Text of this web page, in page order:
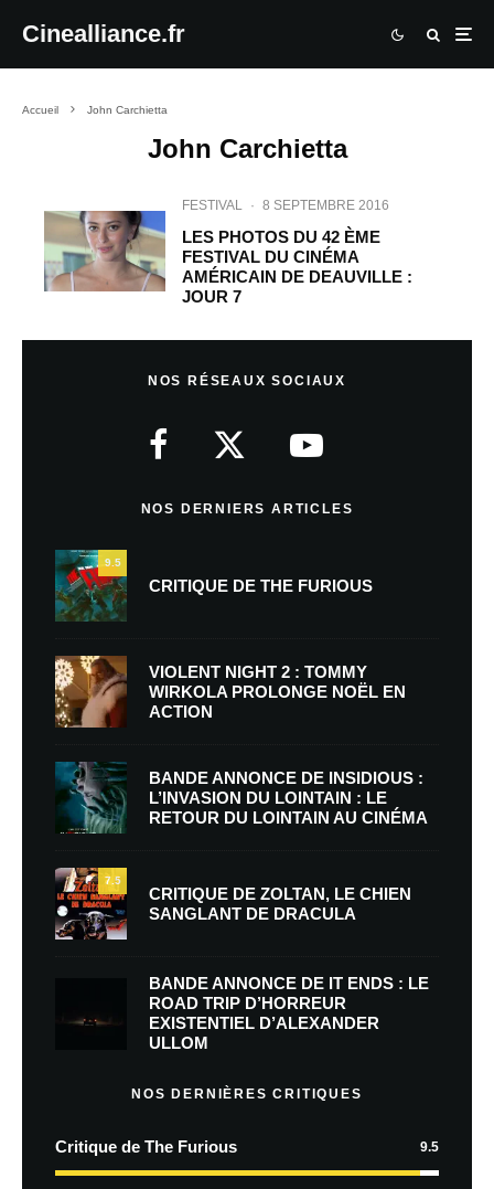
Cinealliance.fr
Accueil John Carchietta
John Carchietta
FESTIVAL · 8 SEPTEMBRE 2016
LES PHOTOS DU 42 ÈME
FESTIVAL DU CINÉMA
AMÉRICAIN DE DEAUVILLE :
JOUR 7
NOS RÉSEAUX SOCIAUX
NOS DERNIERS ARTICLES
9.5
CRITIQUE DE THE FURIOUS
VIOLENT NIGHT 2 : TOMMY
WIRKOLA PROLONGE NOËL EN
ACTION
BANDE ANNONCE DE INSIDIOUS :
L’INVASION DU LOINTAIN : LE
RETOUR DU LOINTAIN AU CINÉMA
7.5
CRITIQUE DE ZOLTAN, LE CHIEN
SANGLANT DE DRACULA
BANDE ANNONCE DE IT ENDS : LE
ROAD TRIP D’HORREUR
EXISTENTIEL D’ALEXANDER
ULLOM
NOS DERNIÈRES CRITIQUES
Critique de The Furious 9.5